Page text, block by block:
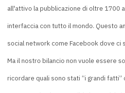
all'attivo la pubblicazione di oltre 1700
interfaccia con tutto il mondo. Questo
social network come Facebook dove ci
Ma il nostro bilancio non vuole essere
ricordare quali sono stati “i grandi fatti”